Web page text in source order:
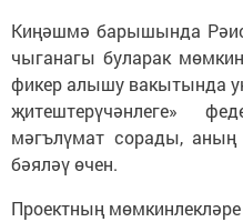
Киңәшмә барышында
чыганагы буларак
фикер алышу вакытында
җитештерүчәнлеге»
мәгълүмат сорады,
бәяләү өчен.
Проектның